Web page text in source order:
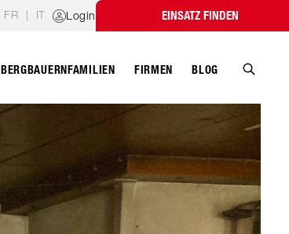
FR | IT Login EINSATZ FINDEN
BERGBAUERNFAMILIEN FIRMEN BLOG